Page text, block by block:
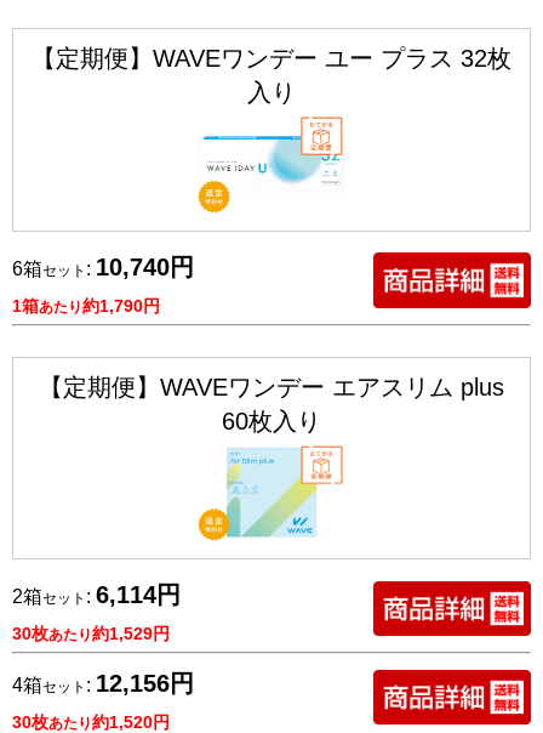
【定期便】WAVEワンデー ユー プラス 32枚
入り
6箱セット : 10,740円
1箱あたり約1,790円
【定期便】WAVEワンデー エアスリム plus
60枚入り
2箱セット : 6,114円
30枚あたり約1,529円
4箱セット : 12,156円
30枚あたり約1,520円